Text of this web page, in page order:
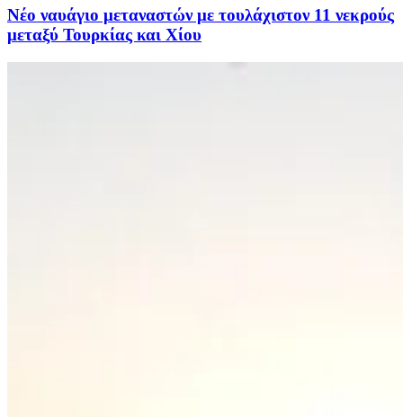
Νέο ναυάγιο μεταναστών με τουλάχιστον 11 νεκρούς
μεταξύ Τουρκίας και Χίου